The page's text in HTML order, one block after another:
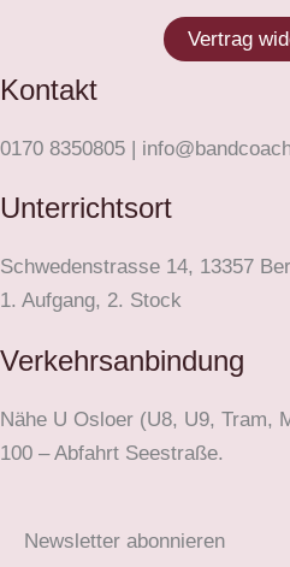
Vertrag
Kontakt
0170 8350805 |
Unterrichtsort
Schwedenstrasse 14, 13357
1. Aufgang, 2. Stock
Verkehrsanbindung
Nähe U Osloer (U8, U9, Tram,
100 – Abfahrt Seestraße.
Newsletter abonnieren